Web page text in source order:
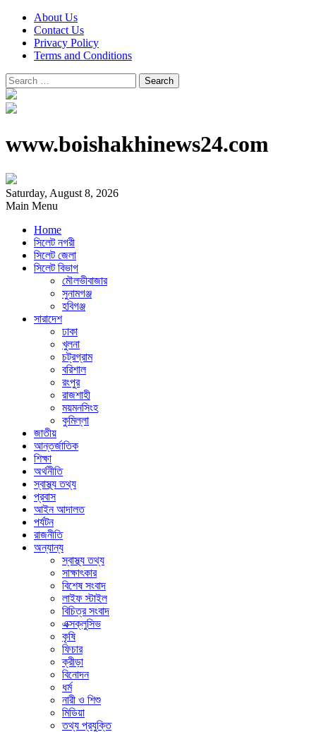
About Us
Contact Us
Privacy Policy
Terms and Conditions
Search
for:
www.boishakhinews24.com
Saturday, August 8, 2026
Main Menu
Home
সিলেট নগরী
সিলেট জেলা
সিলেট বিভাগ
মৌলভীবাজার
সুনামগঞ্জ
হবিগঞ্জ
সারাদেশ
ঢাকা
খুলনা
চট্রগ্রাম
বরিশাল
রংপুর
রাজশাহী
ময়মনসিংহ
কুমিল্লা
জাতীয়
আন্তর্জাতিক
শিক্ষা
অর্থনীতি
স্বাস্থ্য তথ্য
প্রবাস
আইন আদালত
পর্যটন
রাজনীতি
অন্যান্য
স্বাস্থ্য তথ্য
সাক্ষাৎকার
বিশেষ সংবাদ
লাইফ স্টাইল
বিচিত্র সংবাদ
এক্সক্লুসিভ
কৃষি
ফিচার
ক্রীড়া
বিনোদন
ধর্ম
নারী ও শিশু
মিডিয়া
তথ্য প্রযুক্তি